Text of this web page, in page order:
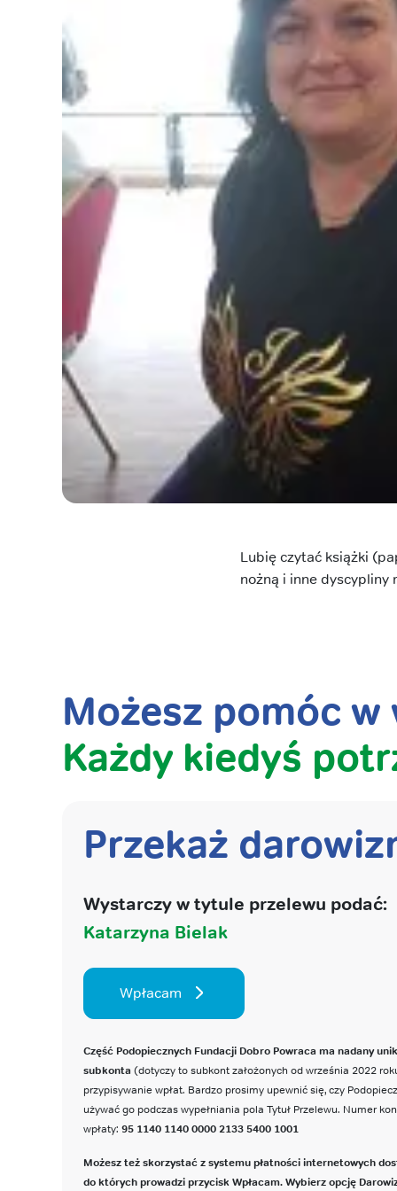
Lubię czytać książki
nożną i inne dyscypliny
Możesz pomóc
Każdy kiedyś
Przekaż
Wystarczy w tytule przelewu podać:
Katarzyna Bielak
Wpłacam
Część Podopiecznych Fundacji Dobro Powraca ma nadany
subkonta (dotyczy to subkont założonych od września 2022
przypisywanie wpłat. Bardzo prosimy upewnić się, czy
używać go podczas wypełniania pola Tytuł Przelewu. Numer
wpłaty: 95 1140 1140 0000 2133 5400 1001
Możesz też skorzystać z systemu płatności internetowych
do których prowadzi przycisk Wpłacam. Wybierz opcję